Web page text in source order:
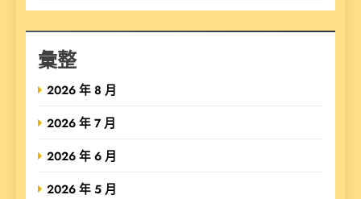
彙整
2026 年 8 月
2026 年 7 月
2026 年 6 月
2026 年 5 月